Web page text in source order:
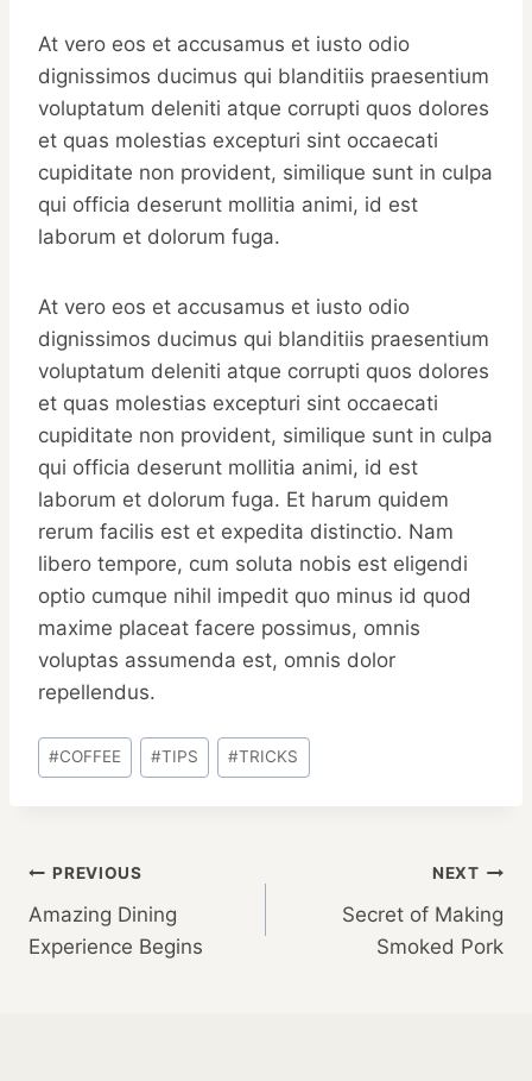
At vero eos et accusamus et iusto odio
dignissimos ducimus qui blanditiis praesentium
voluptatum deleniti atque corrupti quos dolores
et quas molestias excepturi sint occaecati
cupiditate non provident, similique sunt in culpa
qui officia deserunt mollitia animi, id est
laborum et dolorum fuga.
At vero eos et accusamus et iusto odio
dignissimos ducimus qui blanditiis praesentium
voluptatum deleniti atque corrupti quos dolores
et quas molestias excepturi sint occaecati
cupiditate non provident, similique sunt in culpa
qui officia deserunt mollitia animi, id est
laborum et dolorum fuga. Et harum quidem
rerum facilis est et expedita distinctio. Nam
libero tempore, cum soluta nobis est eligendi
optio cumque nihil impedit quo minus id quod
maxime placeat facere possimus, omnis
voluptas assumenda est, omnis dolor
repellendus.
Post
Tags:
#COFFEE #TIPS #TRICKS
Post
navigation
PREVIOUS
Amazing Dining
Experience Begins
NEXT
Secret of Making
Smoked Pork